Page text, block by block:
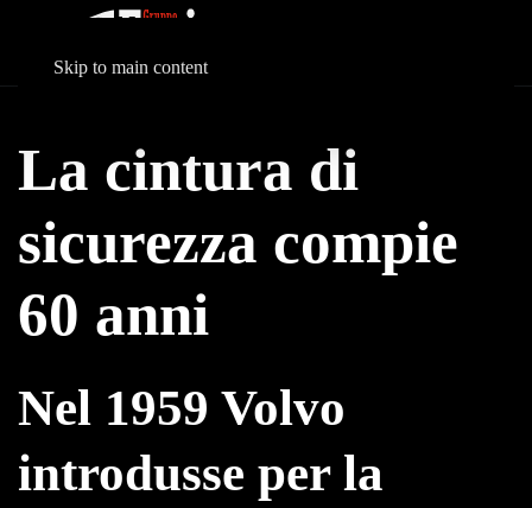
Skip to main content
La cintura di
sicurezza compie
60 anni
Nel 1959 Volvo
introdusse per la